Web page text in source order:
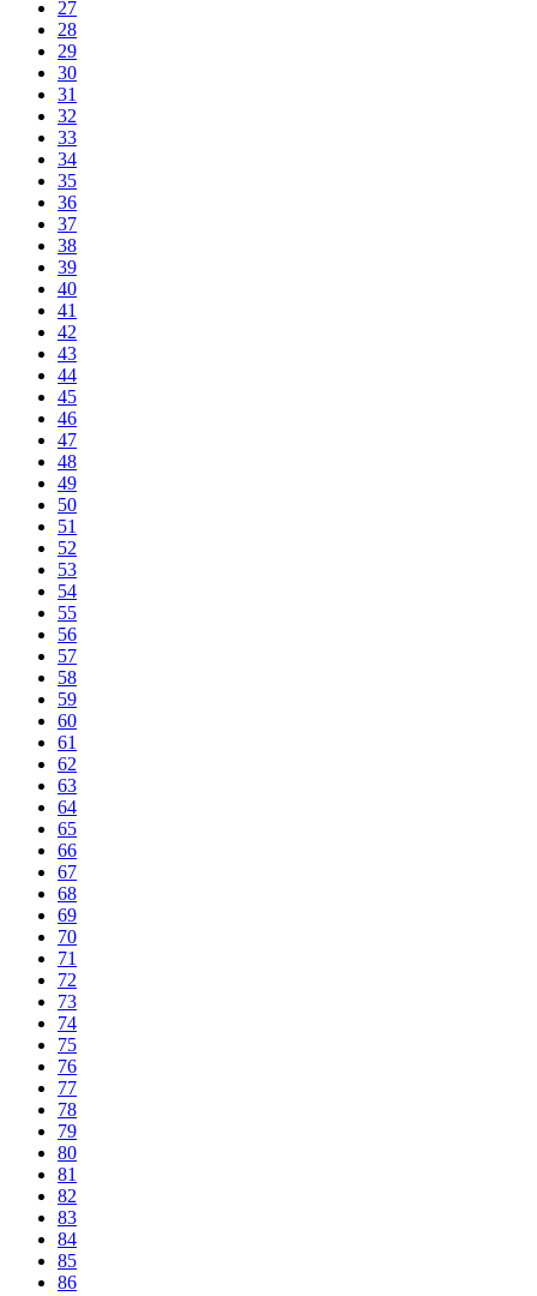
27
28
29
30
31
32
33
34
35
36
37
38
39
40
41
42
43
44
45
46
47
48
49
50
51
52
53
54
55
56
57
58
59
60
61
62
63
64
65
66
67
68
69
70
71
72
73
74
75
76
77
78
79
80
81
82
83
84
85
86